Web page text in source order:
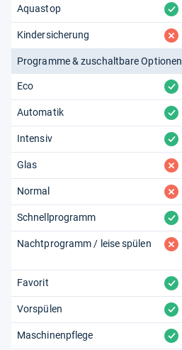
Aquastop vorhanden
Kindersicherung fehlt
Programme & zuschaltbare Optionen
Eco vorhanden
Automatik vorhanden
Intensiv vorhanden
Glas fehlt
Normal fehlt
Schnellprogramm vorhanden
Nachtprogramm / leise spülen fehlt
Favorit vorhanden
Vorspülen vorhanden
Maschinenpflege vorhanden